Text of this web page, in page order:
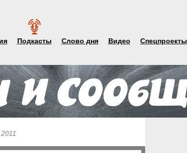
Подкасты Слово дня Видео Спецпроекты